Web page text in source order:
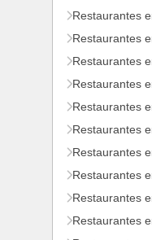
Restaurantes
Restaurantes
Restaurantes
Restaurantes
Restaurantes
Restaurantes
Restaurantes
Restaurantes
Restaurantes
Restaurantes